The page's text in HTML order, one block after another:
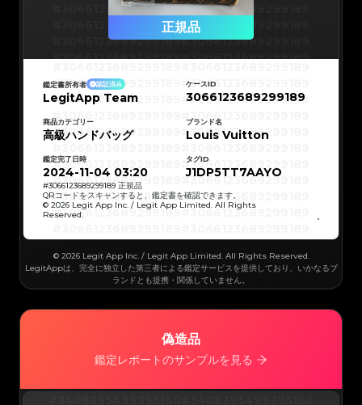
#3066123689299189#3066123689299189
#3066123689299189#3066123689299189
#3066123689299189#3066123689299189
#3066123689299189#3066123689299189
#3066123689299189
#3066123689299189
#3066123689299189
#3066123689299189
#3066123689299189
#3066123689299189
#3066123689299189
#3066123689299189
#3066123689299189
#3066123689299189
#3066123689299189
#3066123689299189
#3066123689299189
#3066123689299189#3066123689299189
#3066123689299189
#3066123689299189#3066123689299189
#3066123689299189#3066123689299189
#3066123689299189#3066123689299189
#3066123689299189#3066123689299189
#3066123689299189#3066123689299189
#3066123689299189#3066123689299189
正規品
#3066123689299189
#3066123689299189
#3066123689299189
#3066123689299189
#3066123689299189
#3066123689299189
#3066123689299189
#3066123689299189
#3066123689299189
#3066123689299189
#3066123689299189
#3066123689299189
#3066123689299189#3066123689299189
#3066123689299189#3066123689299189
#3066123689299189#3066123689299189
#3066123689299189#3066123689299189
#3066123689299189#3066123689299189
#3066123689299189#3066123689299189
#3066123689299189#3066123689299189
#3066123689299189#3066123689299189
#3066123689299189#3066123689299189
#3066123689299189#3066123689299189
鑑定書所有者 認証済み
LegitApp Team
ケースID
3066123689299189
商品カテゴリー
高級ハンドバッグ
ブランド名
Louis Vuitton
鑑定完了日時
2024-11-04 03:20
タグID
J1DP5TT7AAYO
#3066123689299189 正規品
QRコードをスキャンすると、鑑定書を確認できます。
© 2026 Legit App Inc. / Legit App Limited. All Rights
Reserved.
© 2026 Legit App Inc. / Legit App Limited. All Rights Reserved.
LegitAppは、完全に独立した第三者による鑑定サービスを提供しており、いかなるブ
ランドとも提携・関係していません。
偽造品
鑑定レポートのサンプルを見る